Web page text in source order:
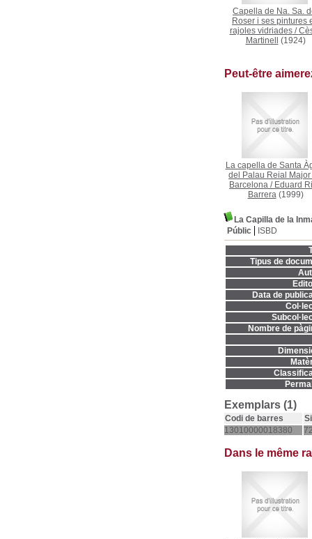
Capella de Na. Sa.
Roser i ses pintures
rajoles vidriades/
Martinell
(1924)
Peut-être
La capella de Santa
del Palau Reial
Barcelona / Eduard
Barrera(1999)
La Capilla de la
Públic
ISBD
Tipus de
Data de
Nombre de
Exemplars (1)
Codi de barres
13010000018380
Dans le même